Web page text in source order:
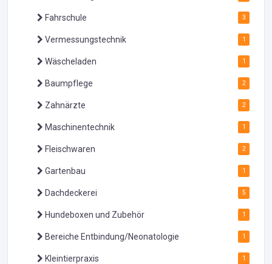
Fahrschule 3
Vermessungstechnik 1
Wäscheladen 1
Baumpflege 2
Zahnärzte 2
Maschinentechnik 1
Fleischwaren 2
Gartenbau 1
Dachdeckerei 5
Hundeboxen und Zubehör 1
Bereiche Entbindung/Neonatologie 1
Kleintierpraxis 1